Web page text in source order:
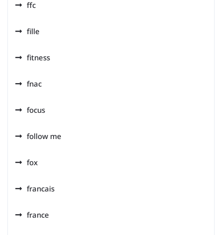
ffc
fille
fitness
fnac
focus
follow me
fox
francais
france